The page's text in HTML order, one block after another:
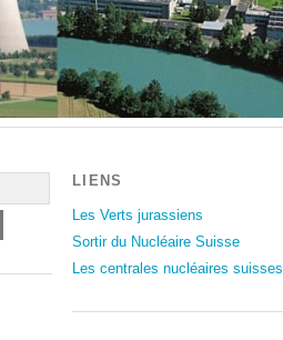
LIENS
Les Verts jurassiens
Sortir du Nucléaire Suisse
Les centrales nucléaires suisses